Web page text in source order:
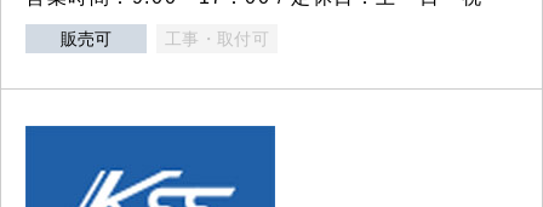
販売可 工事・取付可